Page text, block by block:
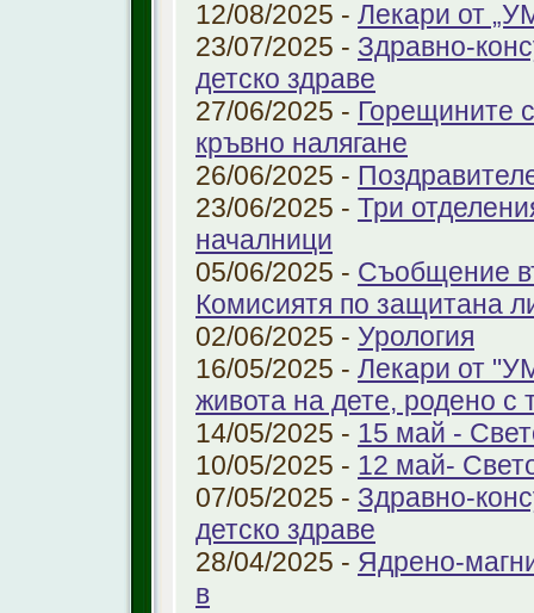
12/08/2025 - Лекари от
23/07/2025 - Здравно-
детско здраве
27/06/2025 - Горещините
кръвно налягане
26/06/2025 -
23/06/2025 - Три
началници
05/06/2025 - Съобщение
Комисиятя по защитана
02/06/2025 - Урология
16/05/2025 - Лекари от
живота на дете, родено с
14/05/2025 - 15 май -
10/05/2025 - 12 май-
07/05/2025 - Здравно-
детско здраве
28/04/2025 - Ядрено-
в